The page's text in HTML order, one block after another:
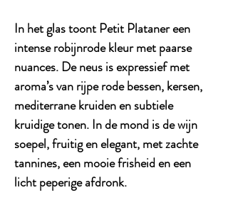
In het glas toont Petit Plataner een
intense robijnrode kleur met paarse
nuances. De neus is expressief met
aroma’s van rijpe rode bessen, kersen,
mediterrane kruiden en subtiele
kruidige tonen. In de mond is de wijn
soepel, fruitig en elegant, met zachte
tannines, een mooie frisheid en een
licht peperige afdronk.